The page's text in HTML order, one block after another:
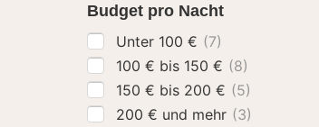
Budget pro Nacht
Unter 100 € (7)
100 € bis 150 € (8)
150 € bis 200 € (5)
200 € und mehr (3)